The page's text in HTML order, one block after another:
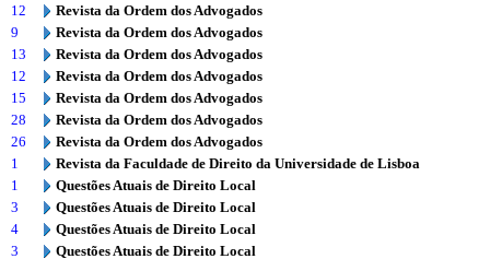
12
Revista da Ordem dos Advogados
9
Revista da Ordem dos Advogados
13
Revista da Ordem dos Advogados
12
Revista da Ordem dos Advogados
15
Revista da Ordem dos Advogados
28
Revista da Ordem dos Advogados
26
Revista da Ordem dos Advogados
1
Revista da Faculdade de Direito da Universidade de Lisboa
1
Questões Atuais de Direito Local
3
Questões Atuais de Direito Local
4
Questões Atuais de Direito Local
3
Questões Atuais de Direito Local